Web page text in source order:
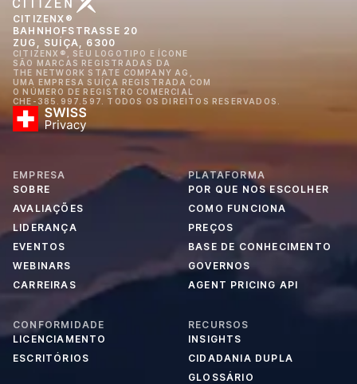
CITIZENX®
BAHNHOFSTRASSE 20
ZUG, SUÍÇA, 6300
CITIZENX®, SEU LOGOTIPO E ÍCONE
SÃO MARCAS REGISTRADAS DA
THE NETWORK STATE COMPANY AG,
UMA EMPRESA SUÍÇA REGISTRADA COM
O NÚMERO DE REGISTRO COMERCIAL
CHE-385.997.597. TODOS OS DIREITOS RESERVADOS.
EMPRESA
SOBRE
AVALIAÇÕES
LIDERANÇA
EVENTOS
WEBINARS
CARREIRAS
PLATAFORMA
POR QUE NOS ESCOLHER
COMO FUNCIONA
PREÇOS
BASE DE CONHECIMENTO
GOVERNOS
AGENT PRICING API
CONFORMIDADE
LICENCIAMENTO
ESCRITÓRIOS
RECURSOS
INSIGHTS
CIDADANIA DUPLA
GLOSSÁRIO